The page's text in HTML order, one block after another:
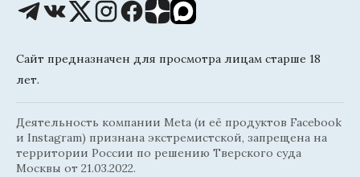
Сайт предназначен для просмотра лицам старше 18
лет.
Деятельность компании Meta (и её продуктов Facebook
и Instagram) признана экстремистской, запрещена на
территории России по решению Тверского суда
Москвы от 21.03.2022.